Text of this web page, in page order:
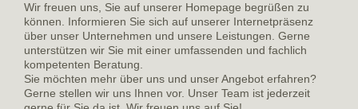
Wir freuen uns, Sie auf unserer Homepage begrüßen zu
können. Informieren Sie sich auf unserer Internetpräsenz
über unser Unternehmen und unsere Leistungen. Gerne
unterstützen wir Sie mit einer umfassenden und fachlich
kompetenten Beratung.
Sie möchten mehr über uns und unser Angebot erfahren?
Gerne stellen wir uns Ihnen vor. Unser Team ist jederzeit